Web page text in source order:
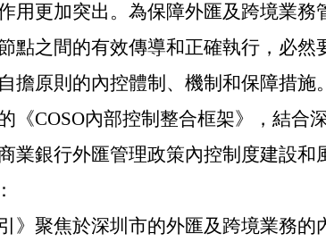
用更加突出。為保障外匯及跨境業務
點之間的有效傳導和正確執行，必
擔原則的內控體制、機制和保障措施。
《COSO內部控制整合框架》，結合
業銀行外匯管理政策內控制度建設
引》聚焦於深圳市的外匯及跨境業務